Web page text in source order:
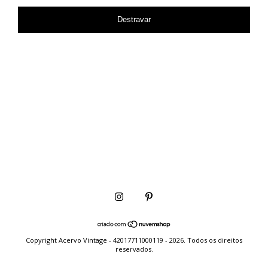
Destravar
Copyright Acervo Vintage - 42017711000119 - 2026. Todos os direitos
reservados.